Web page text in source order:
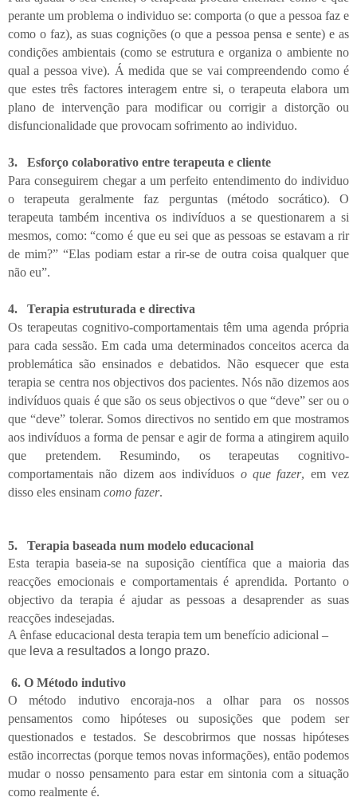
perante um problema o individuo se: comporta (o que a pessoa faz e
como o faz), as suas cognições (o que a pessoa pensa e sente) e as
condições ambientais (como se estrutura e organiza o ambiente no
qual a pessoa vive). Á medida que se vai compreendendo como é
que estes três factores interagem entre si, o terapeuta elabora um
plano de intervenção para modificar ou corrigir a distorção ou
disfuncionalidade que provocam sofrimento ao individuo.
3.
Esforço colaborativo entre terapeuta e cliente
Para conseguirem chegar a um perfeito entendimento do individuo
o terapeuta geralmente faz perguntas (método socrático). O
terapeuta também incentiva os indivíduos a se questionarem a si
mesmos, como: “como é que eu sei que as pessoas se estavam a rir
de mim?” “Elas podiam estar a rir-se de outra coisa qualquer que
não eu”.
4.
Terapia estruturada e directiva
Os terapeutas cognitivo-comportamentais têm uma agenda própria
para cada sessão. Em cada uma determinados conceitos acerca da
problemática são ensinados e debatidos. Não esquecer que esta
terapia se centra nos objectivos dos pacientes. Nós não dizemos aos
indivíduos quais é que são os seus objectivos o que “deve” ser ou o
que “deve” tolerar. Somos directivos no sentido em que mostramos
aos indivíduos a forma de pensar e agir de forma a atingirem aquilo
que pretendem. Resumindo, os terapeutas cognitivo-
comportamentais não dizem aos indivíduos o que fazer, em vez
disso eles ensinam como fazer.
5.
Terapia baseada num modelo educacional
Esta terapia baseia-se na suposição científica que a maioria das
reacções emocionais e comportamentais é aprendida. Portanto o
objectivo da terapia é ajudar as pessoas a desaprender as suas
reacções indesejadas.
A ênfase educacional desta terapia tem um benefício adicional –
que leva a resultados a longo prazo.
6. O Método indutivo
O método indutivo encoraja-nos a olhar para os nossos
pensamentos como hipóteses ou suposições que podem ser
questionados e testados. Se descobrirmos que nossas hipóteses
estão incorrectas (porque temos novas informações), então podemos
mudar o nosso pensamento para estar em sintonia com a situação
como realmente é.